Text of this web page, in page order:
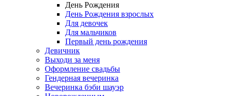
День Рождения
День Рождения взрослых
Для девочек
Для мальчиков
Первый день рождения
Девичник
Выходи за меня
Оформление свадьбы
Гендерная вечеринка
Вечеринка бэби шауэр